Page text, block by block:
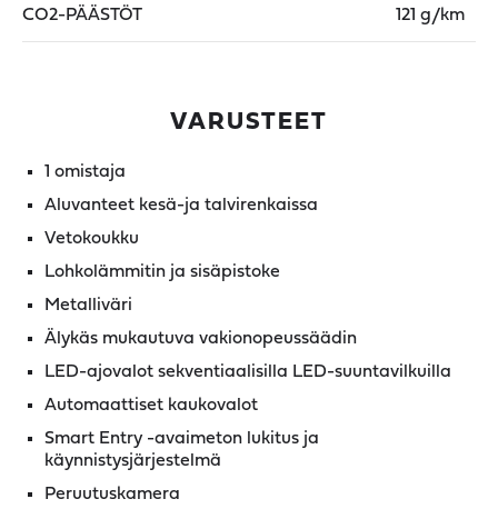
CO2-PÄÄSTÖT 121 g/km
VARUSTEET
1 omistaja
Aluvanteet kesä-ja talvirenkaissa
Vetokoukku
Lohkolämmitin ja sisäpistoke
Metalliväri
Älykäs mukautuva vakionopeussäädin
LED-ajovalot sekventiaalisilla LED-suuntavilkuilla
Automaattiset kaukovalot
Smart Entry -avaimeton lukitus ja
käynnistysjärjestelmä
Peruutuskamera